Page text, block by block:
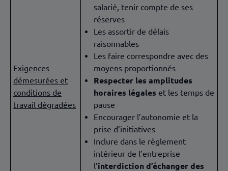
Exigences
démesurées et
conditions de
travail dégradées
salarié, tenir compte de ses
réserves
Les assortir de délais
raisonnables
Les faire correspondre avec des
moyens proportionnés
Respecter les amplitudes
horaires légales et les temps de
pause
Encourager l’autonomie et la
prise d’initiatives
Inclure dans le règlement
intérieur de l’entreprise
l’interdiction d’échanger des